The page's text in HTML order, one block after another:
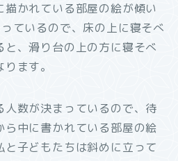
かれている部屋の絵が傾い
ているので、床の上に寝そべ
と、滑り台の上の方に寝そべ
ます。
数が決まっているので、待
ら中に書かれている部屋の絵
子どもたちは斜めに立って